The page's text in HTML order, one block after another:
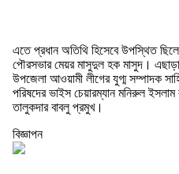
এতে প্রধান অতিথি হিসেবে উপস্থিত
পৌরসভার মেয়র মাসুদুল হক মাসুদ। এছাড়া
উপজেলা আওয়ামী লীগের যুগ্ম সম্পাদক
পরিষদের ভাইস চেয়ারম্যান মনিরুল
তালুকদার বাবলু প্রমুখ।
বিজ্ঞাপন